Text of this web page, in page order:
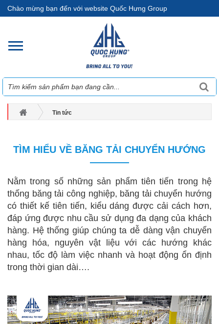
Chào mừng bạn đến với website Quốc Hưng Group
Tin tức
TÌM HIỂU VỀ BĂNG TẢI CHUYỂN HƯỚNG
Nằm trong số những sản phẩm tiên tiến trong hệ
thống băng tải công nghiệp, băng tải chuyển hướng
có thiết kế tiên tiến, kiểu dáng được cải cách hơn,
đáp ứng được nhu cầu sử dụng đa dạng của khách
hàng. Hệ thống giúp chúng ta dễ dàng vận chuyển
hàng hóa, nguyên vật liệu với các hướng khác
nhau, tốc độ làm việc nhanh và hoạt động ổn định
trong thời gian dài….